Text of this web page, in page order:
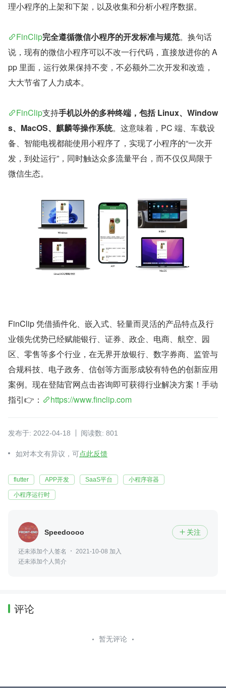
理小程序的上架和下架，以及收集和分析小程序数据。
FinClip完全遵循微信小程序的开发标准与规范。换句话
说，现有的微信小程序可以不改一行代码，直接放进你的 A
pp 里面，运行效果保持不变，不必额外二次开发和改造，
大大节省了人力成本。
FinClip支持手机以外的多种终端，包括 Linux、Window
s、MacOS、麒麟等操作系统。这意味着，PC 端、车载设
备、智能电视都能使用小程序了，实现了小程序的“一次开
发，到处运行”，同时触达众多流量平台，而不仅仅局限于
微信生态。
FinClip 凭借插件化、嵌入式、轻量而灵活的产品特点及行
业领先优势已经赋能银行、证券、政企、电商、航空、园
区、零售等多个行业，在无界开放银行、数字券商、监管与
合规科技、电子政务、信创等方面形成较有特色的创新应用
案例。现在登陆官网点击咨询即可获得行业解决方案！手动
指引👉：
https://www.finclip.com
发布于: 2022-04-18 阅读数: 801
如对本文有异议，可点此反馈
flutter APP开发 SaaS平台 小程序容器
小程序运行时
Speedoooo  关注
还未添加个人签名
2021-10-08 加入
还未添加个人简介
评论
暂无评论